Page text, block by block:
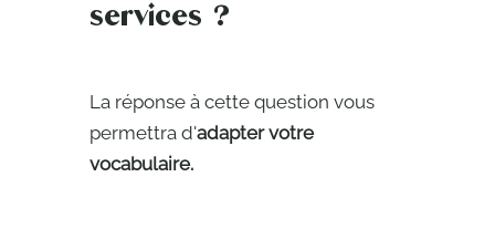
services ?
La réponse à cette question vous
permettra d'adapter votre
vocabulaire.